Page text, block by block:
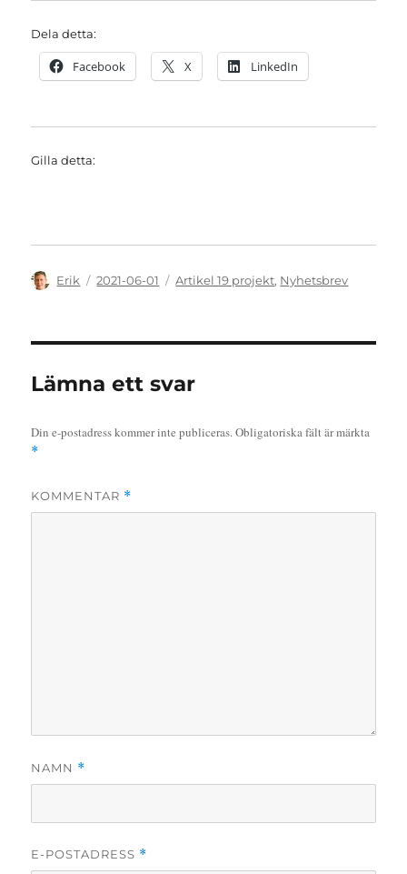
Dela detta:
Facebook X LinkedIn
Gilla detta:
Författare
Erik
Publicerat
2021-06-01 Kategorier
Artikel 19 projekt, Nyhetsbrev
Lämna ett svar
Din e-postadress kommer inte publiceras.Obligatoriska fält är märkta
*
KOMMENTAR *
NAMN *
E-POSTADRESS *